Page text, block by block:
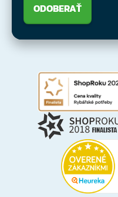
ODOBERAŤ